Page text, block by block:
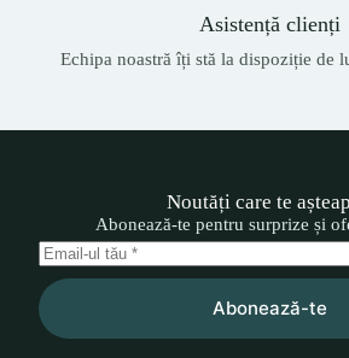
Asistență clienți
Echipa noastră îți stă la dispoziție de
Noutăți care te
Abonează-te pentru surprize și
Abonează-te